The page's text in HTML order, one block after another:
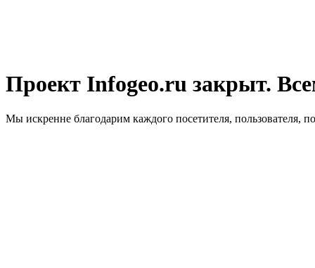
Проект Infogeo.ru закрыт.
Мы искренне благодарим каждого посетителя, пользователя,